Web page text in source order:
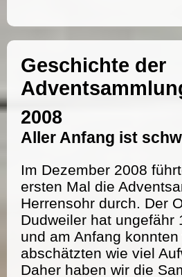
Geschichte der
2008
Aller Anfang ist
Im Dezember 2008
ersten Mal die
Herrensohr durch. Der
Dudweiler hat ungefähr
und am Anfang
abschätzten wie viel
Daher haben wir die